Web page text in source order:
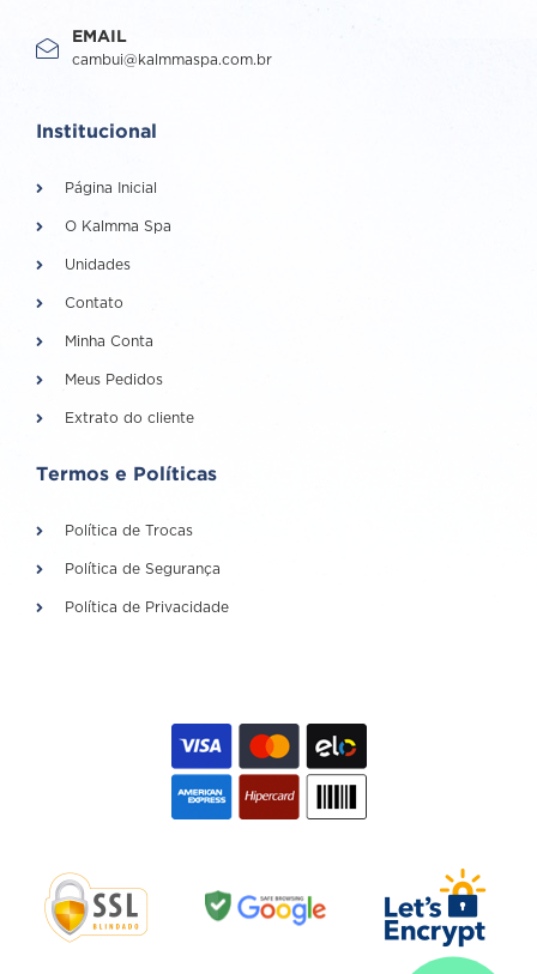
EMAIL
cambui@kalmmaspa.com.br
Institucional
Página Inicial
O Kalmma Spa
Unidades
Contato
Minha Conta
Meus Pedidos
Extrato do cliente
Termos e Políticas
Política de Trocas
Política de Segurança
Política de Privacidade